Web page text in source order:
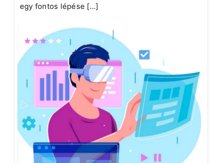
egy fontos lépése [...]